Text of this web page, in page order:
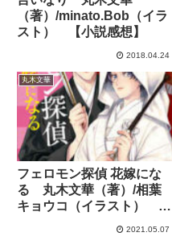
（著）/minato.Bob（イラ
スト） 【小説感想】
2018.04.24
丸木文華
フェロモン探偵 花嫁にな
る 丸木文華（著）/相葉
キョウコ（イラスト）
2021.05.07